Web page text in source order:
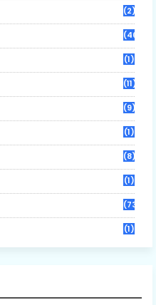
(2)
(46)
(1)
(11)
(9)
(1)
(8)
(1)
(73)
(1)